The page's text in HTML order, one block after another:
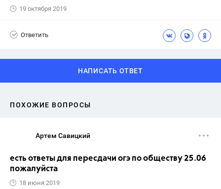
19 октября 2019
Ответить
НАПИСАТЬ ОТВЕТ
ПОХОЖИЕ ВОПРОСЫ
Артем Савицкий
есть ответы для пересдачи огэ по обществу 25.06
пожалуйста
18 июня 2019